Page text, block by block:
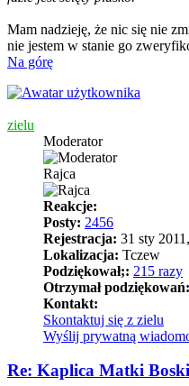
Mam nadzieję, że nic się nie
nie jestem w stanie go
Na górę
zielu
Moderator
Rajca
Reakcje:
Posty: 2456
Rejestracja: 31 sty
Lokalizacja: Tczew
Podziękował;: 215 razy
Otrzymał podziękowań:
Kontakt:
Skontaktuj się z zielu
Wyślij prywatną
Re: Kaplica Matki